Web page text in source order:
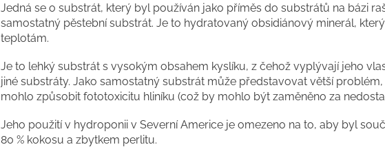
Jedná se o substrát, který byl používán jako příměs do substrátů na bázi
samostatný pěstební substrát. Je to hydratovaný obsidiánový minerál,
teplotám.
Je to lehký substrát s vysokým obsahem kyslíku, z čehož vyplývají jeho
jiné substráty. Jako samostatný substrát může představovat větší
mohlo způsobit fototoxicitu hliníku (což by mohlo být zaměněno za
Jeho použití v hydroponii v Severní Americe je omezeno na to, aby byl
80 % kokosu a zbytkem perlitu.